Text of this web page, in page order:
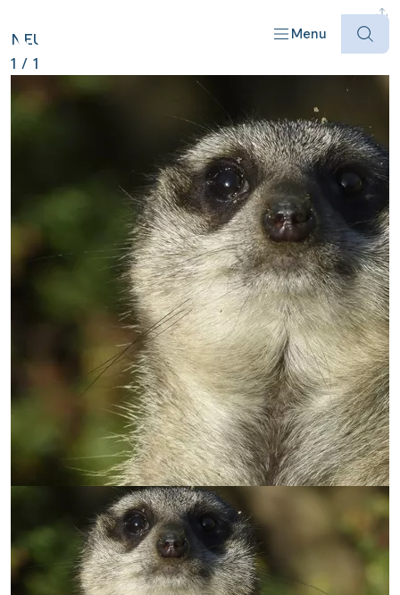
Menu
Offres
Destinations
Informations
Mentions légales
Contact professionnel
NEU
1 / 1